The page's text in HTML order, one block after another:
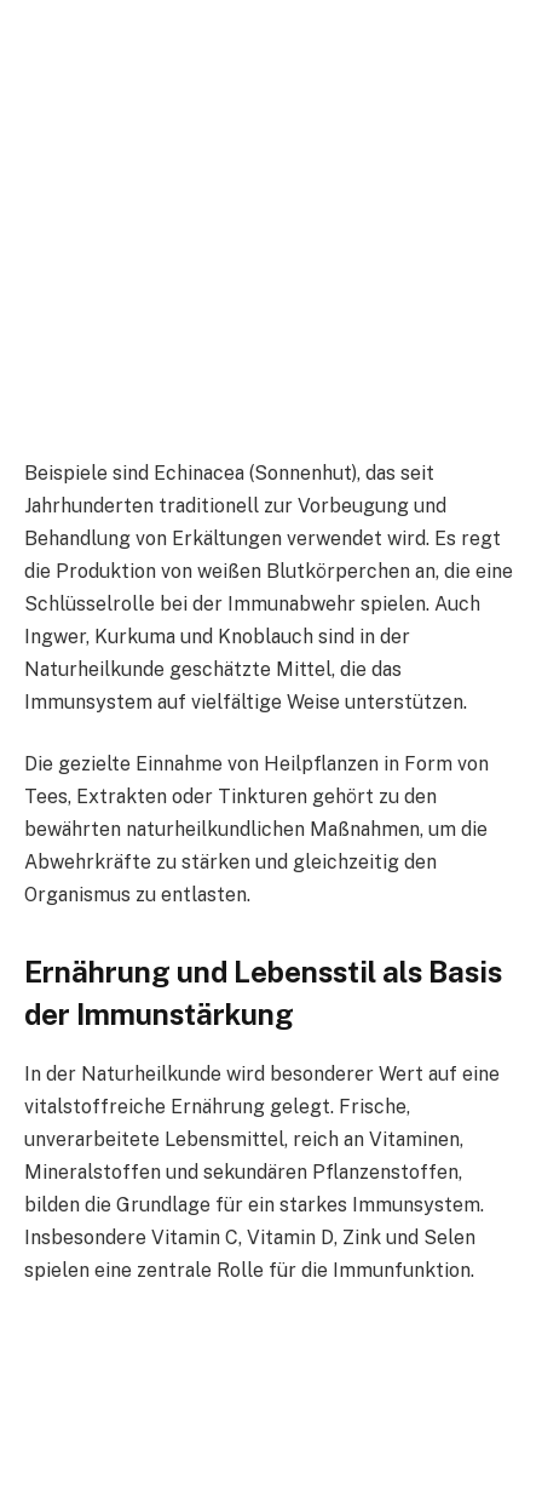
Beispiele sind Echinacea (Sonnenhut), das seit
Jahrhunderten traditionell zur Vorbeugung und
Behandlung von Erkältungen verwendet wird. Es regt
die Produktion von weißen Blutkörperchen an, die eine
Schlüsselrolle bei der Immunabwehr spielen. Auch
Ingwer, Kurkuma und Knoblauch sind in der
Naturheilkunde geschätzte Mittel, die das
Immunsystem auf vielfältige Weise unterstützen.
Die gezielte Einnahme von Heilpflanzen in Form von
Tees, Extrakten oder Tinkturen gehört zu den
bewährten naturheilkundlichen Maßnahmen, um die
Abwehrkräfte zu stärken und gleichzeitig den
Organismus zu entlasten.
Ernährung und Lebensstil als Basis
der Immunstärkung
In der Naturheilkunde wird besonderer Wert auf eine
vitalstoffreiche Ernährung gelegt. Frische,
unverarbeitete Lebensmittel, reich an Vitaminen,
Mineralstoffen und sekundären Pflanzenstoffen,
bilden die Grundlage für ein starkes Immunsystem.
Insbesondere Vitamin C, Vitamin D, Zink und Selen
spielen eine zentrale Rolle für die Immunfunktion.